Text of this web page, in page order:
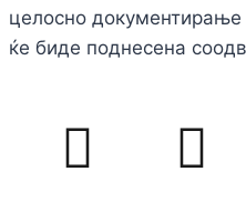
целосно документирање
ќе биде поднесена